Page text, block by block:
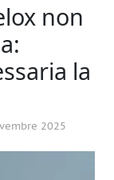
non
la
2025